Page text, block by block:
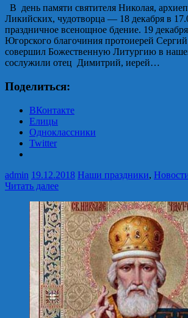
В день памяти святителя Николая,
Ликийских, чудотворца — 18 декабря в
праздничное всенощное бдение. 19
Югорского благочиния протоиерей
совершил Божественную Литургию в
сослужили отец Димитрий, иерей…
Поделиться:
ВКонтакте
Елицы
Одноклассники
Twitter
admin 19.12.2018 Наши праздники,
Читать далее